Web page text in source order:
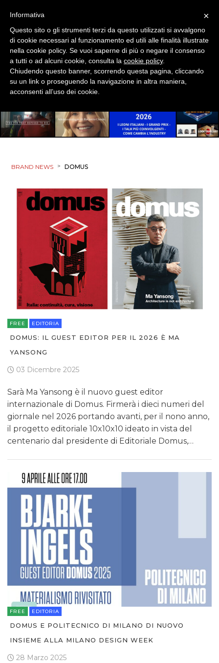
BRAND NEWS > DOMUS
FREE EDITORIA
DOMUS: IL GUEST EDITOR PER IL 2026 È MA
YANSONG
03 Dicembre 2025
Sarà Ma Yansong è il nuovo guest editor
internazionale di Domus. Firmerà i dieci numeri del
giornale nel 2026 portando avanti, per il nono anno,
il progetto editoriale 10x10x10 ideato in vista del
centenario dal presidente di Editoriale Domus,…
FREE EDITORIA
DOMUS E POLITECNICO DI MILANO DI NUOVO
INSIEME ALLA MILANO DESIGN WEEK
28 Marzo 2025
×
Informativa
Questo sito o gli strumenti terzi da questo utilizzati si avvalgono
di cookie necessari al funzionamento ed utili alle finalità illustrate
nella cookie policy. Se vuoi saperne di più o negare il consenso
a tutti o ad alcuni cookie, consulta la cookie policy.
Chiudendo questo banner, scorrendo questa pagina, cliccando
su un link o proseguendo la navigazione in altra maniera,
acconsenti all’uso dei cookie.